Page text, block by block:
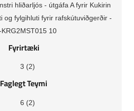
Fyrirtæki
Faglegt Teymi